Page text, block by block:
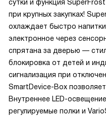
сутки и функция
при крупных закупках!
охлаждает быстро
электронное через
спрятана за дверью —
блокировка от детей и
сигнализация при
SmartDevice-Box
Внутреннее LED-
регулируемые полки и